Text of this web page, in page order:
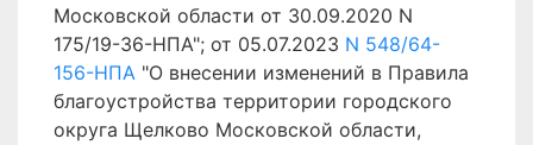
Московской области от 30.09.2020 N
175/19-36-НПА"; от 05.07.2023 N 548/64-
156-НПА "О внесении изменений в Правила
благоустройства территории городского
округа Щелково Московской области,